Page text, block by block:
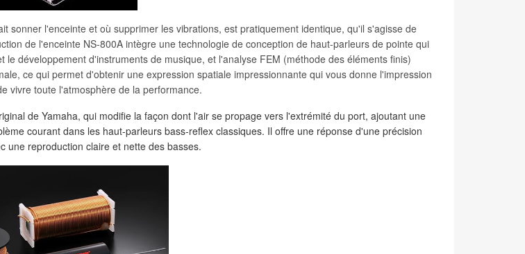
sonner l'enceinte et où supprimer les vibrations, est pratiquement identique, qu'il s'agisse de
de l'enceinte NS-800A intègre une technologie de conception de haut-parleurs de pointe qui
développement d'instruments de musique, et l'analyse FEM (méthode des éléments finis)
ce qui permet d'obtenir une expression spatiale impressionnante qui vous donne l'impression
vivre toute l'atmosphère de la performance.
de Yamaha, qui modifie la façon dont l'air se propage vers l'extrémité du port, ajoutant une
courant dans les haut-parleurs bass-reflex classiques. Il offre une réponse d'une précision
une reproduction claire et nette des basses.